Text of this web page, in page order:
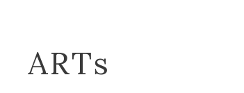
ARTs